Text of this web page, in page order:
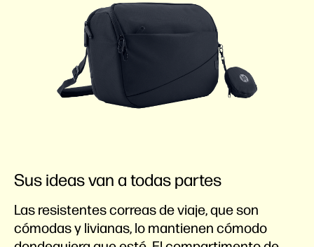
Sus ideas van a todas partes
Las resistentes correas de viaje, que son
cómodas y livianas, lo mantienen cómodo